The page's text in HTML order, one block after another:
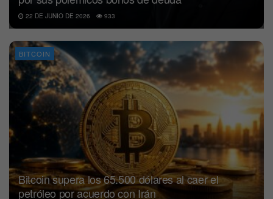
22 DE JUNIO DE 2026 933
BITCOIN
Bitcoin supera los 65.500 dólares al caer el
petróleo por acuerdo con Irán